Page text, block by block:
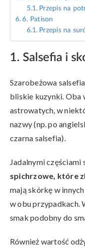
Przepis na
6. Patison
Przepis na
1. Salsefia i
Szarobeżowa
bliskie kuzynki. Oba
astrowatych, w
nazwy (np. po
czarna salsefia).
Jadalnymi częściami
spichrzowe, które
mają skórkę w
w obu przypadkach.
smak podobny do
Również wartość